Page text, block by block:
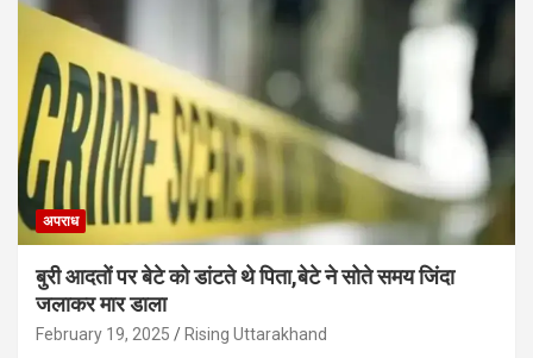
अपराध
बुरी आदतों पर बेटे को डांटते थे पिता,बेटे ने सोते समय जिंदा
जलाकर मार डाला
February 19, 2025 Rising Uttarakhand